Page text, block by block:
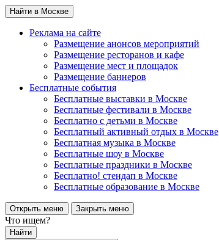
Найти в Москве
Реклама на сайте
Размещение анонсов мероприятий
Размещение ресторанов и кафе
Размещение мест и площадок
Размещение баннеров
Бесплатные события
Бесплатные выставки в Москве
Бесплатные фестивали в Москве
Бесплатно с детьми в Москве
Бесплатный активный отдых в Москве
Бесплатная музыка в Москве
Бесплатные шоу в Москве
Бесплатные праздники в Москве
Бесплатно! стендап в Москве
Бесплатные образование в Москве
Открыть меню Закрыть меню
Что ищем?
Найти